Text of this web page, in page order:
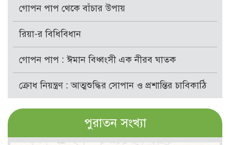
গোপন পাপ থেকে বাঁচার উপায়
রিয়া-র বিধিবিধান
গোপন পাপ : ঈমান বিধ্বংসী এক নীরব ঘাতক
ক্রোধ নিয়ন্ত্রণ : আত্মশুদ্ধির সোপান ও প্রশান্তির চাবিকাঠি
পুরাতন সংখ্যা